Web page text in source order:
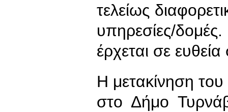
τελείως
υπηρεσίες/
έρχεται σε
Η μετακίνηση
στο Δήμο